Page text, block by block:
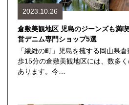
2023.10.26
倉敷美観地区 児島のジーンズも満
営デニム専門ショップ5選
「繊維の町」児島を擁する岡山県
歩15分の倉敷美観地区には、数多
あります。今…